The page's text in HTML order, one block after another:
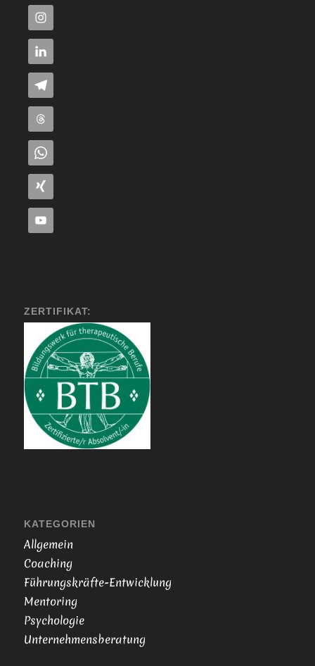
ZERTIFIKAT:
KATEGORIEN
Allgemein
Coaching
Führungskräfte-Entwicklung
Mentoring
Psychologie
Unternehmensberatung